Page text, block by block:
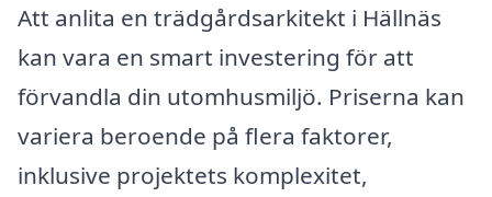
Att anlita en trädgårdsarkitekt i Hällnäs
kan vara en smart investering för att
förvandla din utomhusmiljö. Priserna kan
variera beroende på flera faktorer,
inklusive projektets komplexitet,